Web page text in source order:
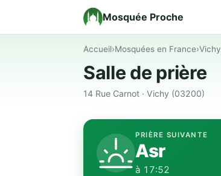
Mosquée Proche
Accueil›Mosquées en France›Vichy
Salle de prière
14 Rue Carnot · Vichy (03200)
PRIÈRE SUIVANTE
Asr
à 17:52